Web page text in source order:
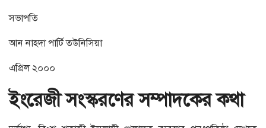
সভাপতি
আন নাহদা পার্টি তউনিসিয়া
এপ্রিল ২০০০
ইংরেজী সংস্করণের সম্পাদকের কথা